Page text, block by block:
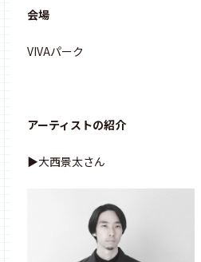
会場
VIVAパーク
アーティストの紹介
▶︎大西景太さん